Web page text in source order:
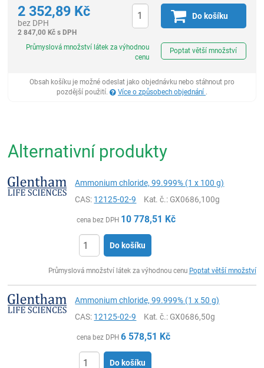
2 352,89 Kč
bez DPH
2 847,00Kč s DPH
Do košíku
Průmyslová množství látek za výhodnou
cenu
Poptat větší množství
Obsah košíku je možné odeslat jako objednávku nebo stáhnout pro
pozdější použití.
Více o způsobech objednání .
Alternativní produkty
Ammonium chloride, 99.999% (1 x 100 g)
CAS: 12125-02-9 Kat. č.: GX0686,100g
cena bez DPH 10 778,51 Kč
Do košíku
Průmyslová množství látek za výhodnou cenu Poptat větší množství
Ammonium chloride, 99.999% (1 x 50 g)
CAS: 12125-02-9 Kat. č.: GX0686,50g
cena bez DPH 6 578,51 Kč
Do košíku